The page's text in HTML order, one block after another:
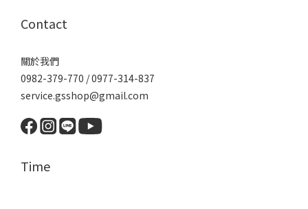
Contact
關於我們
0982-379-770 / 0977-314-837
service.gsshop@gmail.com
Time